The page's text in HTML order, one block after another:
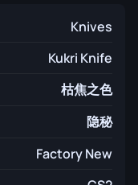
Knives
Kukri Knife
枯焦之色
隐秘
Factory New